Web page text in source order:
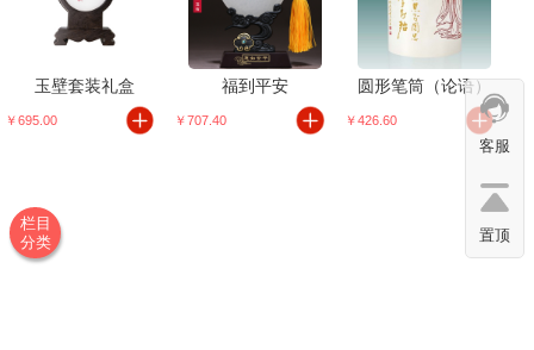
栏目
分类
玉壁套装礼盒
￥695.00
福到平安
￥707.40
圆形笔筒（论语）
￥426.60
客服
置顶